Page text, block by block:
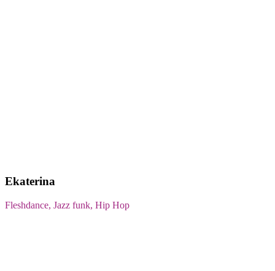
Ekaterina
Fleshdance, Jazz funk, Hip Hop